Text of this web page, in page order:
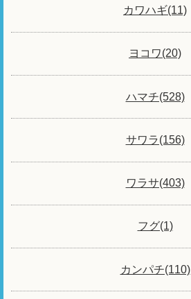
カワハギ(11)
ヨコワ(20)
ハマチ(528)
サワラ(156)
ワラサ(403)
フグ(1)
カンパチ(110)